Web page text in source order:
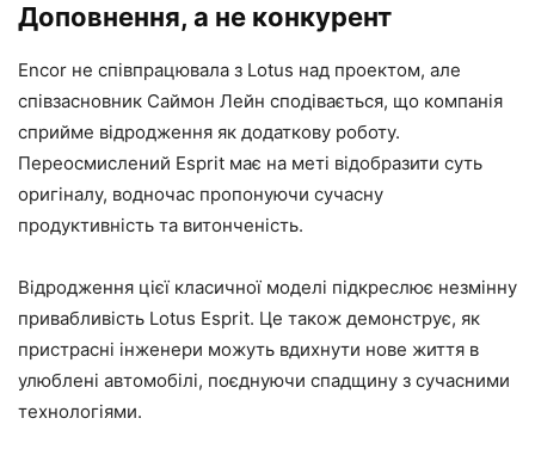
Доповнення, а не конкурент
Encor не співпрацювала з Lotus над проектом, але
співзасновник Саймон Лейн сподівається, що компанія
сприйме відродження як додаткову роботу.
Переосмислений Esprit має на меті відобразити суть
оригіналу, водночас пропонуючи сучасну
продуктивність та витонченість.
Відродження цієї класичної моделі підкреслює незмінну
привабливість Lotus Esprit. Це також демонструє, як
пристрасні інженери можуть вдихнути нове життя в
улюблені автомобілі, поєднуючи спадщину з сучасними
технологіями.